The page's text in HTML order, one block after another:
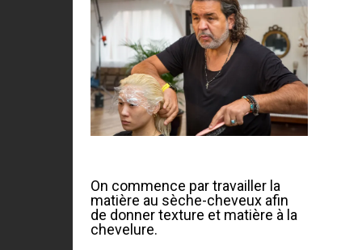
On commence par travailler la
matière au sèche-cheveux afin
de donner texture et matière à la
chevelure.